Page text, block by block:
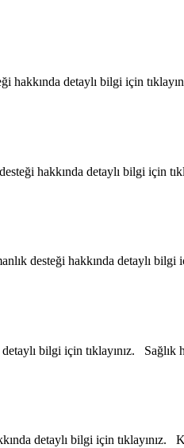
hakkında detaylı bilgi için
hakkında detaylı bilgi için
desteği hakkında detaylı bilgi
detaylı bilgi için tıklayınız.
detaylı bilgi için